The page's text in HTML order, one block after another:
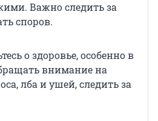
Важно следить за
споров.
о здоровье, особенно в
внимание на
лба и ушей, следить за